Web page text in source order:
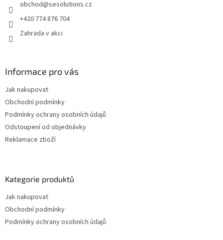
obchod@sesolutions.cz
+420 774 876 704
Zahrada v akci
Informace pro vás
Jak nakupovat
Obchodní podmínky
Podmínky ochrany osobních údajů
Odstoupení od objednávky
Reklamace zboží
Kategorie produktů
Jak nakupovat
Obchodní podmínky
Podmínky ochrany osobních údajů